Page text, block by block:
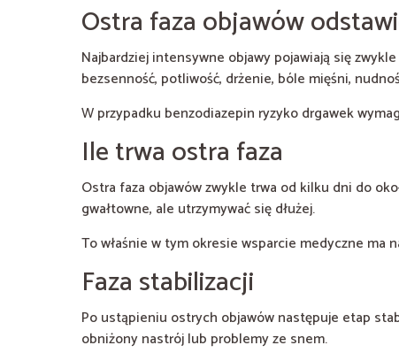
Ostra faza objawów
Najbardziej intensywne objawy pojawiają się
bezsenność, potliwość, drżenie, bóle mięśni,
W przypadku benzodiazepin ryzyko drgawek
Ile trwa ostra faza
Ostra faza objawów zwykle trwa od kilku dni do
gwałtowne, ale utrzymywać się dłużej.
To właśnie w tym okresie wsparcie medyczne ma
Faza stabilizacji
Po ustąpieniu ostrych objawów następuje etap
obniżony nastrój lub problemy ze snem.